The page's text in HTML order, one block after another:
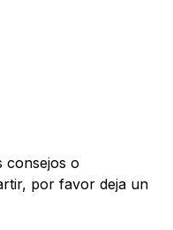
consejos o
por favor deja un